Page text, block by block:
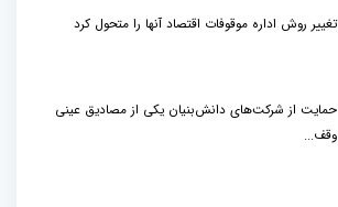
تغییر روش اداره موقوفات اقتصاد آنها را متحول کرد
حمایت از شرکت‌های دانش‌بنیان یکی از مصادیق عینی
وقف...